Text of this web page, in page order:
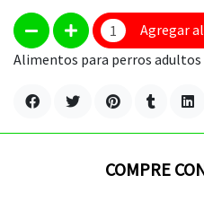
Agregar
Alimentos para perros adultos
COMPRE